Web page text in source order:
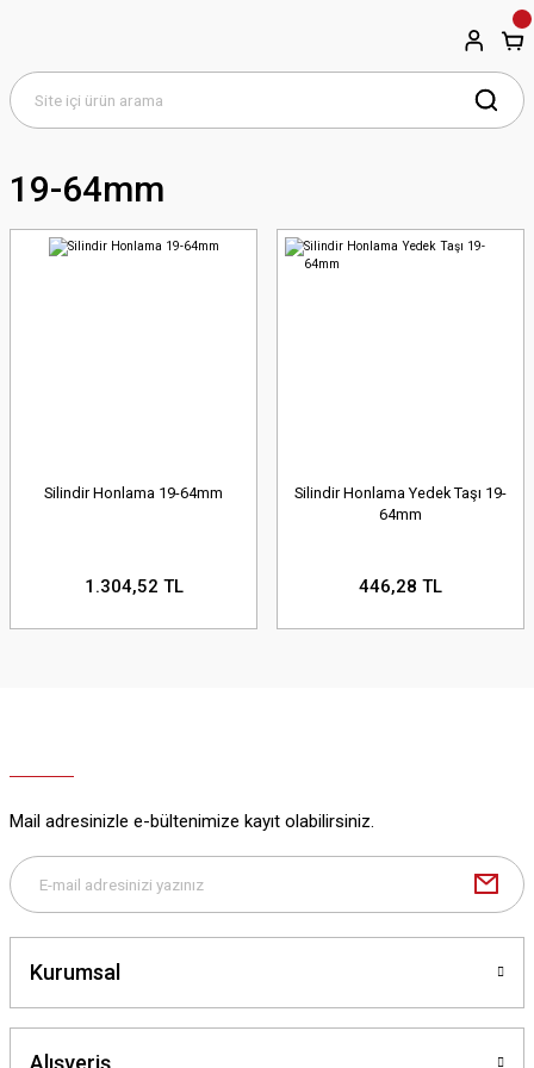
19-64mm
Silindir Honlama 19-64mm
1.304,52 TL
Silindir Honlama Yedek Taşı 19-
64mm
446,28 TL
Mail adresinizle e-bültenimize kayıt olabilirsiniz.
Kurumsal